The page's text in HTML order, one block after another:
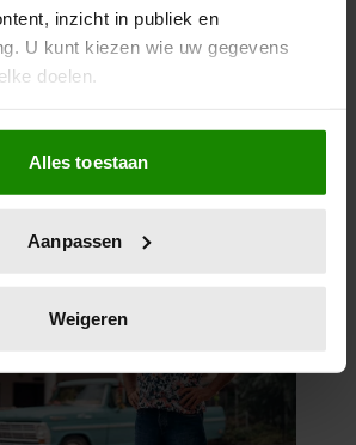
inzicht in publiek en
U kunt kiezen wie uw gegevens
doelen.
we ook graag:
over uw geografische
paar meter nauwkeurig kan zijn
eigenschappen (fingerprinting)
voorkeuren in het
om content en advertenties te
Alles toestaan
Aanpassen
Weigeren